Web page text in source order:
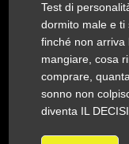
Test di
dormito male e ti
finché non arriva
mangiare, cosa
comprare,
sonno non
diventa IL